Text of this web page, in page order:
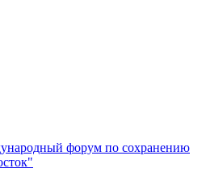
форум по сохранению